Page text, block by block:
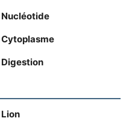
Nucléotide
Cytoplasme
Digestion
Lion